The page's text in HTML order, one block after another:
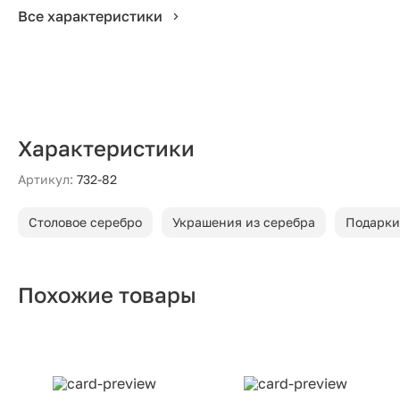
Все характеристики
Характеристики
Артикул: 732-82
Столовое серебро Украшения из серебра
Похожие товары